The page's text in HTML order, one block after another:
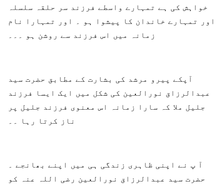
خواہش کی ہے تمہارے واسطے فرزند سر حلقہ سلسلہ
اور تمہارے خاندان کا پیشوا ہو ۔ اور تمہارا نام
زمانہ میں اس فرزند سے روشن ہو ۔۔۔
آپکے پیرو مرشد کی بشارت کے مطابق حضرت سید
عبدالرزاق نورالعین کی شکل میں ایک ایسا فرزند
جلیل ملا کہ سارا زمانہ اس معنوی فرزند جلیل پر
ناز کرتا رہا ۔۔
آ پ نے اپنی ظاہری زندگی ہی میں اپنے بھانجے ۔
حضرت سید عبدالرزاق نورالعین رضی اللہ عنہ کو